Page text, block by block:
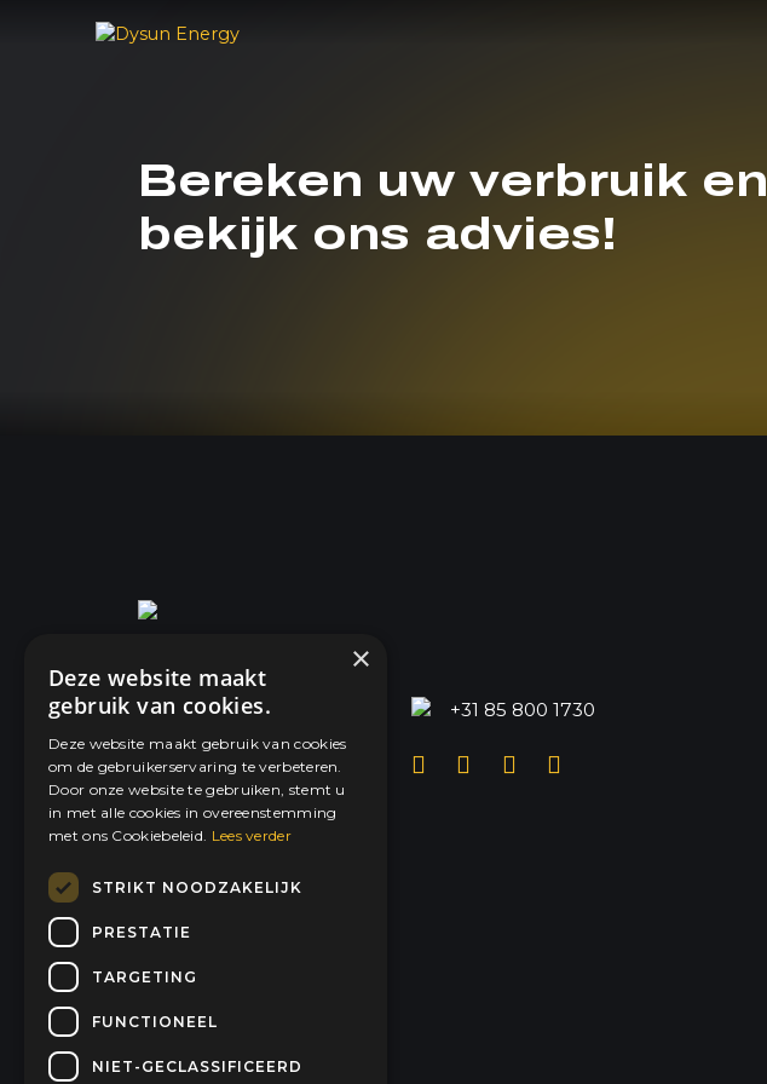
Bereken uw verbruik en
bekijk ons advies!
dysun@dysun.energy +31 85 800 1730
Voltaweg 29
6101 XK Echt
Nederland
KVK: 89842316
BTW: NL865129423B01
×
Deze website maakt
gebruik van cookies.
Deze website maakt gebruik van cookies
om de gebruikerservaring te verbeteren.
Door onze website te gebruiken, stemt u
in met alle cookies in overeenstemming
met ons Cookiebeleid. Lees verder
STRIKT NOODZAKELIJK
PRESTATIE
TARGETING
FUNCTIONEEL
NIET-GECLASSIFICEERD